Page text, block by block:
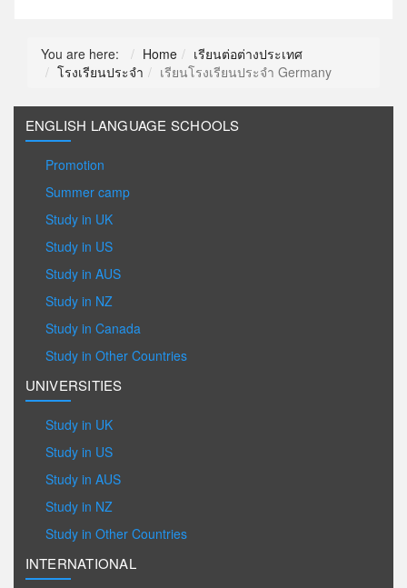
You are here: Home
เรียนต่อต่างประเทศ
โรงเรียนประจำ
เรียนโรงเรียนประจำ Germany
ENGLISH LANGUAGE SCHOOLS
Promotion
Summer camp
Study in UK
Study in US
Study in AUS
Study in NZ
Study in Canada
Study in Other Countries
UNIVERSITIES
Study in UK
Study in US
Study in AUS
Study in NZ
Study in Other Countries
INTERNATIONAL